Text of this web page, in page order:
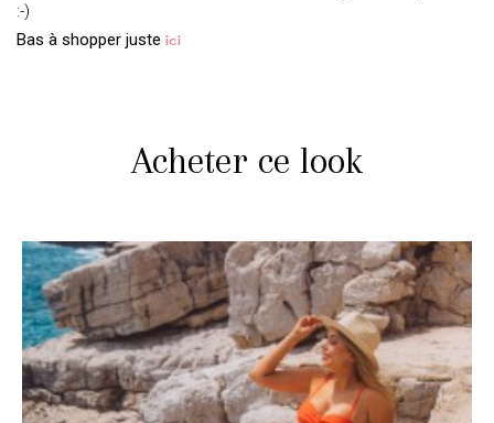
:-)
Bas à shopper juste ici
Acheter ce look